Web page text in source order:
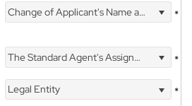
Change of Applicant's Name and Address *
The Standard Agent's Assignment
*
Legal Entity
*